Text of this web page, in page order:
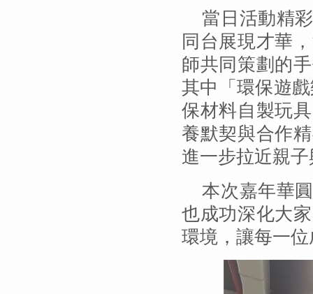
當日活動精
同台展現才華
師共同策劃的
其中「環保遊
保材料自製玩
養默契與合作
進一步拉近親
本次嘉年華
也成功深化大
環境，讓每一